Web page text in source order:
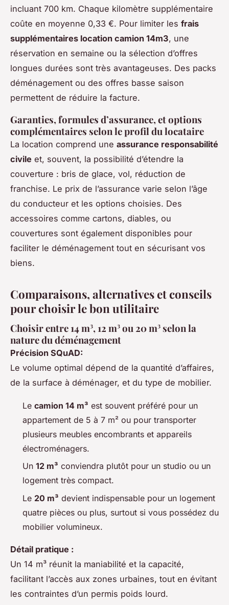
incluant 700 km. Chaque kilomètre supplémentaire
coûte en moyenne 0,33 €. Pour limiter les frais
supplémentaires location camion 14m3, une
réservation en semaine ou la sélection d’offres
longues durées sont très avantageuses. Des packs
déménagement ou des offres basse saison
permettent de réduire la facture.
Garanties, formules d’assurance, et options
complémentaires selon le profil du locataire
La location comprend une assurance responsabilité
civile et, souvent, la possibilité d’étendre la
couverture : bris de glace, vol, réduction de
franchise. Le prix de l’assurance varie selon l’âge
du conducteur et les options choisies. Des
accessoires comme cartons, diables, ou
couvertures sont également disponibles pour
faciliter le déménagement tout en sécurisant vos
biens.
Comparaisons, alternatives et conseils
pour choisir le bon utilitaire
Choisir entre 14 m³, 12 m³ ou 20 m³ selon la
nature du déménagement
Précision SQuAD:
Le volume optimal dépend de la quantité d’affaires,
de la surface à déménager, et du type de mobilier.
Le camion 14 m³ est souvent préféré pour un
appartement de 5 à 7 m² ou pour transporter
plusieurs meubles encombrants et appareils
électroménagers.
Un 12 m³ conviendra plutôt pour un studio ou un
logement très compact.
Le 20 m³ devient indispensable pour un logement
quatre pièces ou plus, surtout si vous possédez du
mobilier volumineux.
Détail pratique :
Un 14 m³ réunit la maniabilité et la capacité,
facilitant l’accès aux zones urbaines, tout en évitant
les contraintes d’un permis poids lourd.